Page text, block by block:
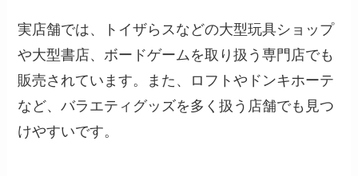
実店舗では、トイザらスなどの大型玩具ショップ
や大型書店、ボードゲームを取り扱う専門店でも
販売されています。また、ロフトやドンキホーテ
など、バラエティグッズを多く扱う店舗でも見つ
けやすいです。